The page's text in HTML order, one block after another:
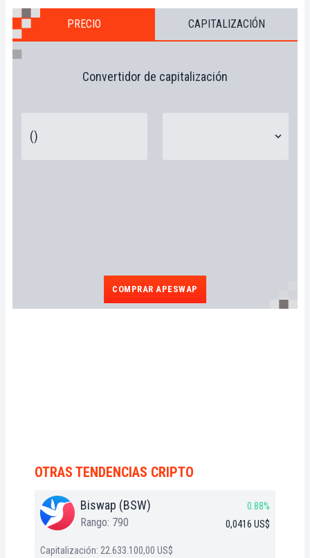
PRECIO CAPITALIZACIÓN
Convertidor de capitalización
COMPRAR APESWAP
OTRAS TENDENCIAS CRIPTO
Biswap (BSW)
Rango: 790
0.88%
0,0416 US$
Capitalización: 22.633.100,00 US$